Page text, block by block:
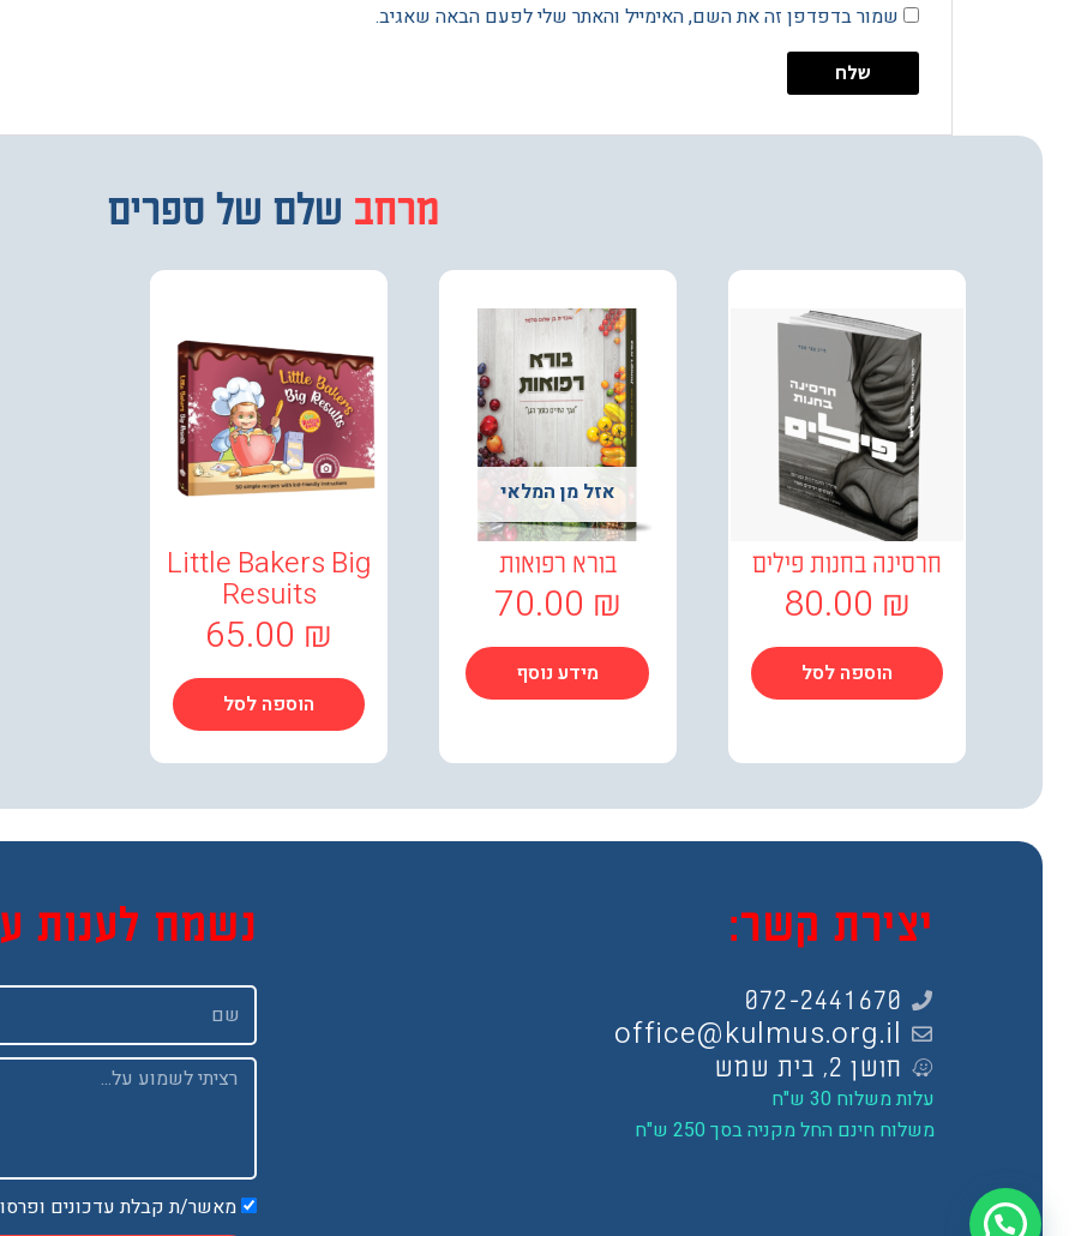
שמור בדפדפן זה את השם, האימייל והאתר שלי לפעם הבאה שאגיב.
מבחר שלם של ספרים
חרסינה בחנות פילים
80.00 ₪
הוספה לסל
אזל מן המלאי
בורא רפואות
70.00 ₪
מידע נוסף
Little Bakers Big
Resuits
65.00 ₪
הוספה לסל
יצירת קשר:
072-2441670
office@kulmus.org.il
חושן 2, בית שמש
עלות משלוח 30 ש"ח
משלוח חינם החל מקניה בסך 250 ש"ח
נשמח לענות
שם
Message
מאשר/ת קבלת עדכונים